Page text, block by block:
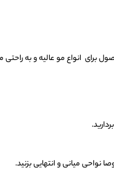
برای انواع مو عالیه و به راحتی
میانی و انتهایی بزنید.